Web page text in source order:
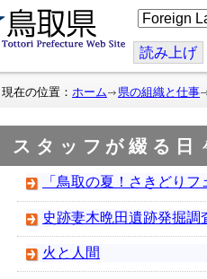
こ
の
ジ
を
翻
読み上げ
現在の位置： ホーム 県の組織と仕事
スタッフが綴る日
「鳥取の夏！さきどり
史跡妻木晩田遺跡発掘調
火と人間